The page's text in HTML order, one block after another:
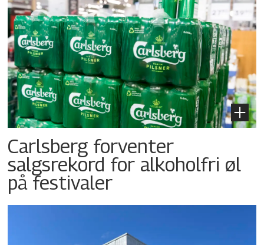
Carlsberg forventer
salgsrekord for alkoholfri øl
på festivaler